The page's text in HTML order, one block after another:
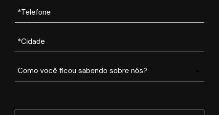
Como você ficou sabendo sobre nós?